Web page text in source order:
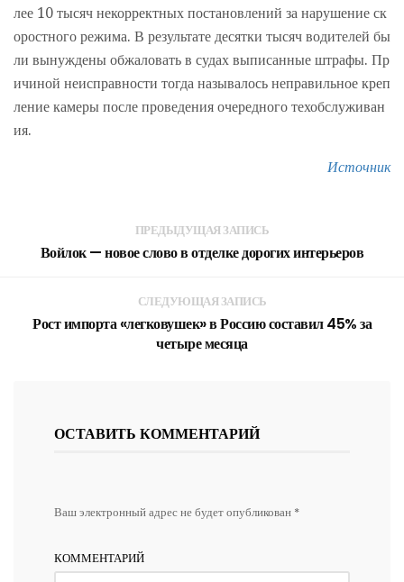
лее 10 тысяч некорректных постановлений за нарушение ск
оростного режима. В результате десятки тысяч водителей бы
ли вынуждены обжаловать в судах выписанные штрафы. Пр
ичиной неисправности тогда называлось неправильное креп
ление камеры после проведения очередного техобслуживан
ия.
Источник
ПРЕДЫДУЩАЯ ЗАПИСЬ
Войлок — новое слово в отделке дорогих интерьеров
СЛЕДУЮЩАЯ ЗАПИСЬ
Рост импорта «легковушек» в Россию составил 45% за
четыре месяца
ОСТАВИТЬ КОММЕНТАРИЙ
Ваш электронный адрес не будет опубликован *
КОММЕНТАРИЙ